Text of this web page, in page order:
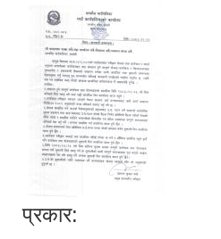
प्रकार: